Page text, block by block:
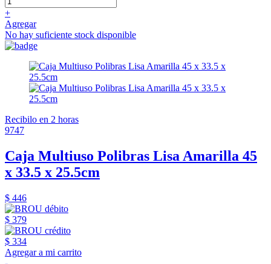
+
Agregar
No hay suficiente stock disponible
Recibilo en 2 horas
9747
Caja Multiuso Polibras Lisa Amarilla 45
x 33.5 x 25.5cm
$ 446
$ 379
$ 334
Agregar a mi carrito